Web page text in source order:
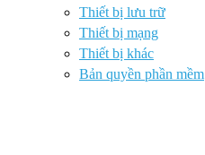
Thiết bị lưu trữ
Thiết bị mạng
Thiết bị khác
Bản quyền phần mềm